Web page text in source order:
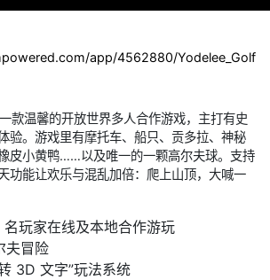
app/4562880/Yodelee_Golf
款温馨的开放世界多人合作游戏，主打有史
验。游戏里有摩托车、船只、贡多拉、神秘
皮小黄鸭……以及唯一的一颗高尔夫球。支持
功能让欢乐与混乱加倍：爬上山顶，大喊一
名玩家在线及本地合作游玩
夫冒险
3D 文字”玩法系统